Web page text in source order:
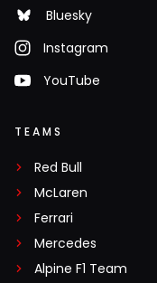
Bluesky
Instagram
YouTube
TEAMS
Red Bull
McLaren
Ferrari
Mercedes
Alpine F1 Team